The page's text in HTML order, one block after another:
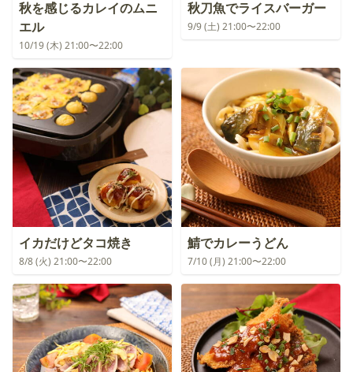
秋を感じるカレイのムニ
エル
10/19 (木) 21:00〜22:00
秋刀魚でライスバーガー
9/9 (土) 21:00〜22:00
イカだけどタコ焼き
8/8 (火) 21:00〜22:00
鯖でカレーうどん
7/10 (月) 21:00〜22:00